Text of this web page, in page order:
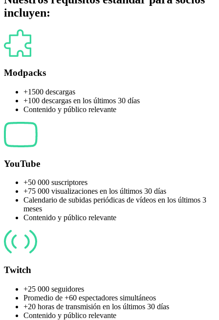
incluyen:
Modpacks
+1500 descargas
+100 descargas en los últimos 30 días
Contenido y público relevante
YouTube
+50 000 suscriptores
+75 000 visualizaciones en los últimos 30 días
Calendario de subidas periódicas de vídeos en los últimos 3
meses
Contenido y público relevante
Twitch
+25 000 seguidores
Promedio de +60 espectadores simultáneos
+20 horas de transmisión en los últimos 30 días
Contenido y público relevante